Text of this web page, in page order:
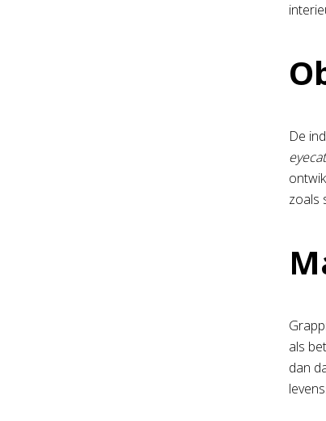
De
zoals
als
dan